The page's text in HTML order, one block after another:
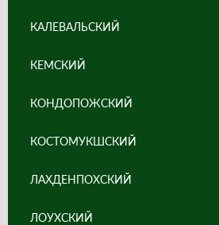
КАЛЕВАЛЬСКИЙ
КЕМСКИЙ
КОНДОПОЖСКИЙ
КОСТОМУКШСКИЙ
ЛАХДЕНПОХСКИЙ
ЛОУХСКИЙ